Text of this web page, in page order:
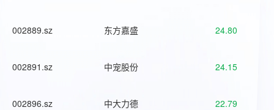
002889.sz 东方嘉盛 24.80
002891.sz 中宠股份 24.15
002896.sz 中大力德 22.79